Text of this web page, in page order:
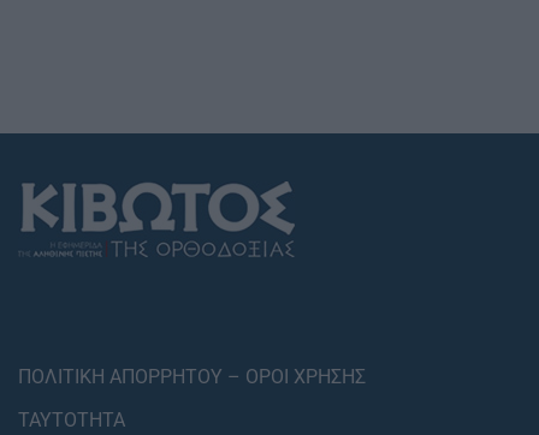
ΠΟΛΙΤΙΚΗ ΑΠΟΡΡΗΤΟΥ – ΟΡΟΙ ΧΡΗΣΗΣ
ΤΑΥΤΟΤΗΤΑ